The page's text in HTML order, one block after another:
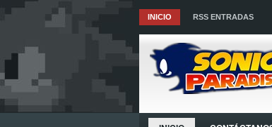
INICIO RSS ENTRADAS